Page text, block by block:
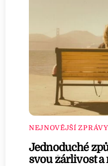
NEJNOVĚJŠÍ ZPRÁVY
Jednoduché
svou žárlivost a